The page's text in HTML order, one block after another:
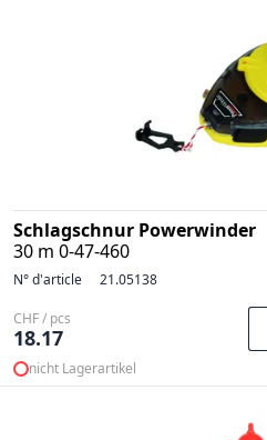
Schlagschnur Powerwinder
30 m 0-47-460
N° d'article 21.05138
CHF / pcs
18.17
nicht Lagerartikel